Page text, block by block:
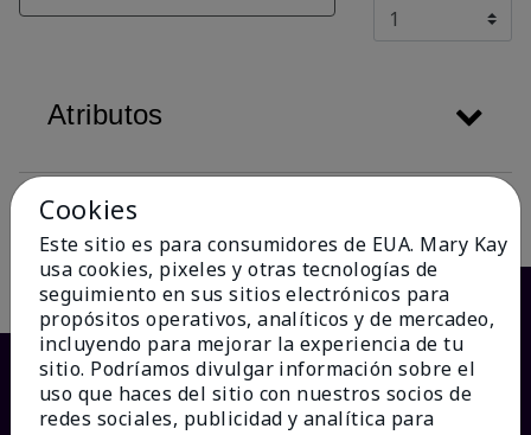
Atributos
Descripción
Cookies
Este sitio es para consumidores de EUA. Mary Kay
usa cookies, pixeles y otras tecnologías de
seguimiento en sus sitios electrónicos para
propósitos operativos, analíticos y de mercadeo,
incluyendo para mejorar la experiencia de tu
sitio. Podríamos divulgar información sobre el
uso que haces del sitio con nuestros socios de
redes sociales, publicidad y analítica para